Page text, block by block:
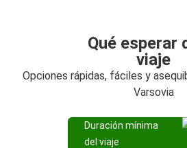
Qué esperar
viaje
Opciones rápidas, fáciles y
Varsovia
Duración mínima
del viaje